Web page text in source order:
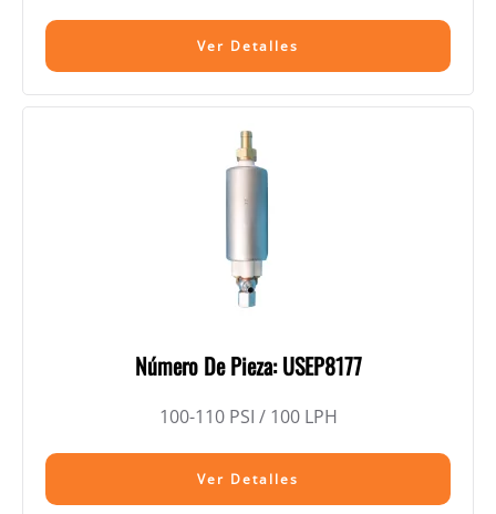
Ver Detalles
Número De Pieza: USEP8177
100-110 PSI / 100 LPH
Ver Detalles